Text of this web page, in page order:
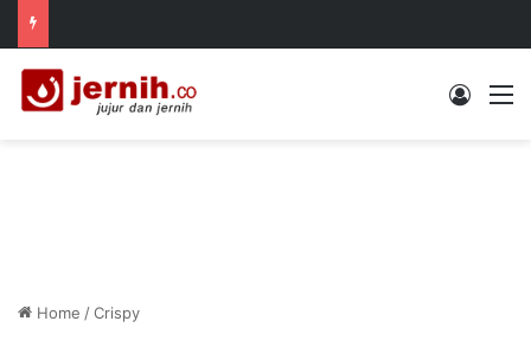
Log In
Home /Crispy